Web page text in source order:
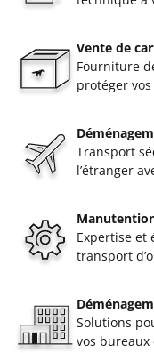
Vente de
Fourniture
protéger
Transport
l’étranger
Expertise et
transport
Solutions
vos